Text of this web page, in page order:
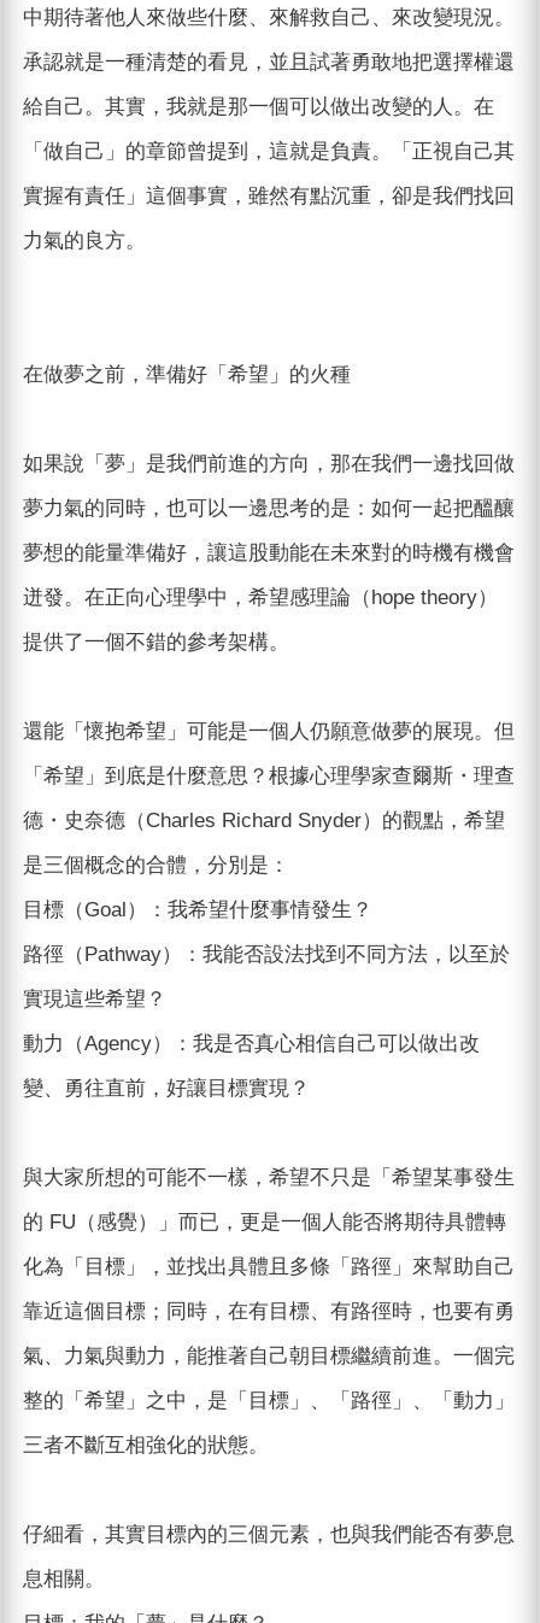
中期待著他人來做些什麼、來解救自己、來改變現況。
承認就是一種清楚的看見，並且試著勇敢地把選擇權還
給自己。其實，我就是那一個可以做出改變的人。在
「做自己」的章節曾提到，這就是負責。「正視自己其
實握有責任」這個事實，雖然有點沉重，卻是我們找回
力氣的良方。
在做夢之前，準備好「希望」的火種
如果說「夢」是我們前進的方向，那在我們一邊找回做
夢力氣的同時，也可以一邊思考的是：如何一起把醞釀
夢想的能量準備好，讓這股動能在未來對的時機有機會
迸發。在正向心理學中，希望感理論（hope theory）
提供了一個不錯的參考架構。
還能「懷抱希望」可能是一個人仍願意做夢的展現。但
「希望」到底是什麼意思？根據心理學家查爾斯・理查
德・史奈德（Charles Richard Snyder）的觀點，希望
是三個概念的合體，分別是：
目標（Goal）：我希望什麼事情發生？
路徑（Pathway）：我能否設法找到不同方法，以至於
實現這些希望？
動力（Agency）：我是否真心相信自己可以做出改
變、勇往直前，好讓目標實現？
與大家所想的可能不一樣，希望不只是「希望某事發生
的 FU（感覺）」而已，更是一個人能否將期待具體轉
化為「目標」，並找出具體且多條「路徑」來幫助自己
靠近這個目標；同時，在有目標、有路徑時，也要有勇
氣、力氣與動力，能推著自己朝目標繼續前進。一個完
整的「希望」之中，是「目標」、「路徑」、「動力」
三者不斷互相強化的狀態。
仔細看，其實目標內的三個元素，也與我們能否有夢息
息相關。